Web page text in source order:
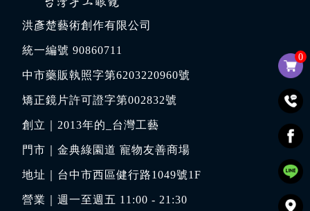
0
洪彥楚藝術創作有限公司
統一編號 90860711
中市藥販執照字第6203220960號
矯正鏡片許可證字第002832號
創立｜2013年的_台灣工藝
門市｜金典綠園道 寵物友善商場
地址｜ 台中市西區健行路1049號1F
營業｜週一至週五 11:00 - 21:30